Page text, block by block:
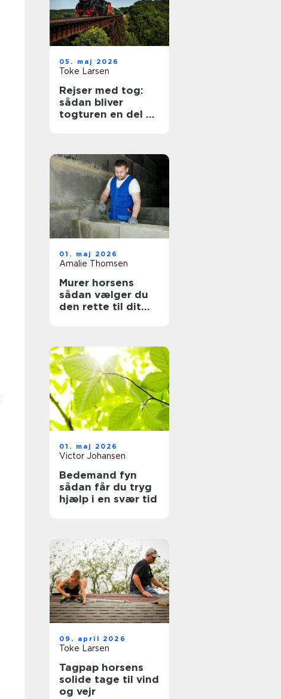
05. maj 2026
Toke Larsen
Rejser med tog:
sådan bliver
togturen en del af
01. maj 2026
Amalie Thomsen
Murer horsens
sådan vælger du
den rette til dit
01. maj 2026
Victor Johansen
Bedemand fyn
sådan får du tryg
hjælp i en svær tid
09. april 2026
Toke Larsen
Tagpap horsens
solide tage til vind
og vejr